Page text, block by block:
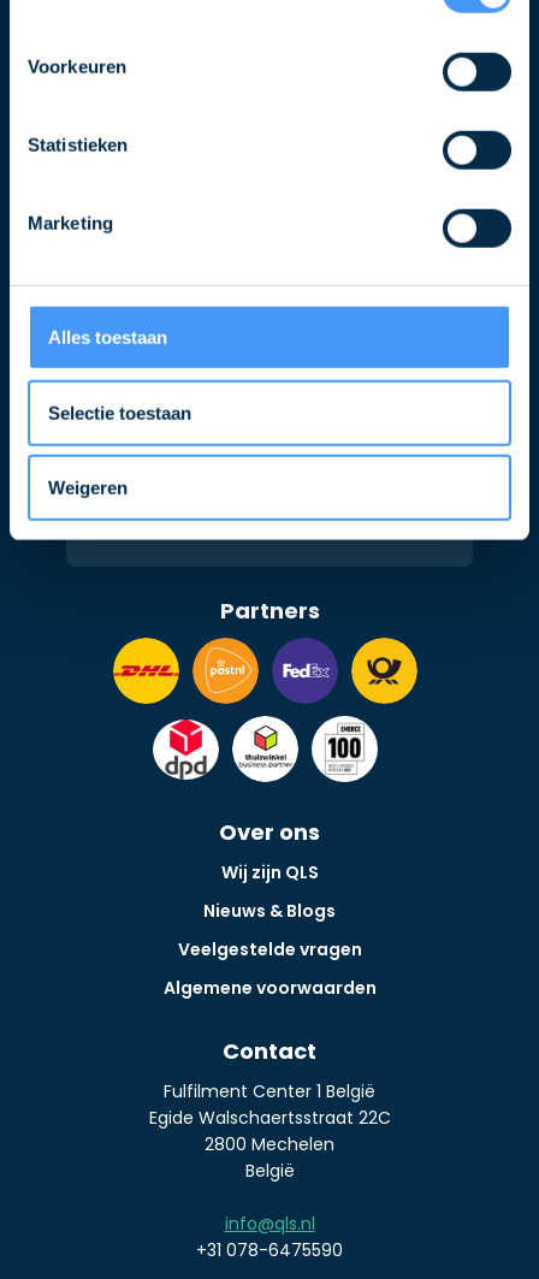
Voorkeuren
Statistieken
Marketing
Alles toestaan
Selectie toestaan
Weigeren
Naam
Volg ons ook op
Partners
Over ons
Wij zijn QLS
Nieuws & Blogs
Veelgestelde vragen
Algemene voorwaarden
Contact
Fulfilment Center 1 België
Egide Walschaertsstraat 22C
2800 Mechelen
België
info@qls.nl
+31 078-6475590